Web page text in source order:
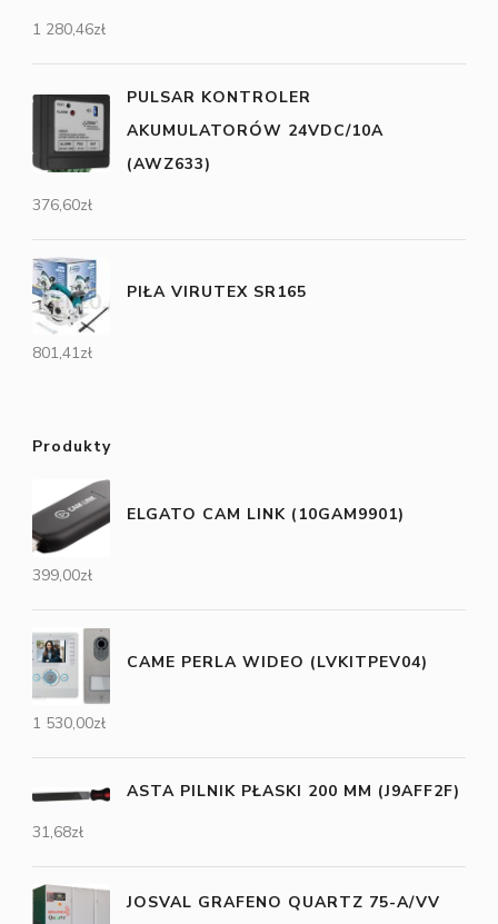
1 280,46zł
PULSAR KONTROLER
AKUMULATORÓW 24VDC/10A
(AWZ633)
376,60zł
PIŁA VIRUTEX SR165
801,41zł
Produkty
ELGATO CAM LINK (10GAM9901)
399,00zł
CAME PERLA WIDEO (LVKITPEV04)
1 530,00zł
ASTA PILNIK PŁASKI 200 MM (J9AFF2F)
31,68zł
JOSVAL GRAFENO QUARTZ 75-A/VV